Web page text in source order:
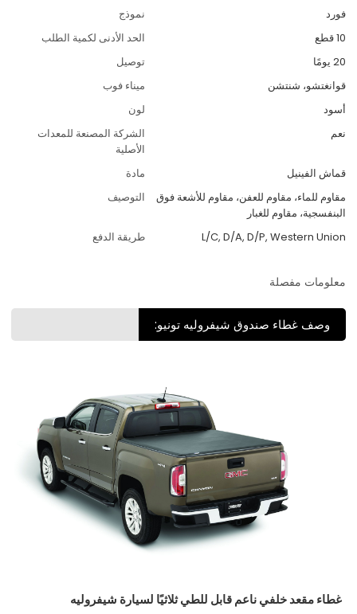
نموذج
فورد
الحد الأدنى لكمية الطلب
10 قطع
توصيل
20 يومًا
ميناء فوب
قوانغتشو، شنتشن
لون
أسود
الشركة المصنعة للمعدات
الأصلية
نعم
مادة
قماش الفينيل
التوصيف
مقاوم للماء، مقاوم للعفن، مقاوم للأشعة فوق
البنفسجية، مقاوم للغبار
طريقة الدفع
L/C, D/A, D/P, Western Union
معلومات مفصلة
وصف غطاء صندوق شيفروليه تونيو:
غطاء مقعد خلفي ناعم قابل للطي ثلاثيًا لسيارة شيفروليه